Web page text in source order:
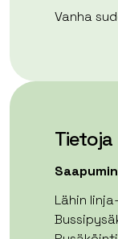
Vanha
Tietoja
Lähin